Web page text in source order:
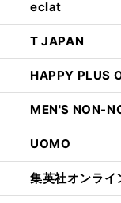
eclat
T JAPAN
HAPPY PLUS
MEN'S NON-
UOMO
集英社オンライ